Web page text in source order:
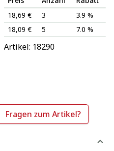
18,69 €
3
3.9 %
18,09 €
5 7.0 %
Artikel: 18290
Fragen zum Artikel?